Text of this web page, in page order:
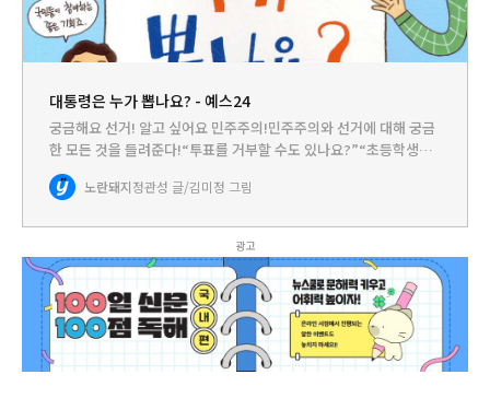
대통령은 누가 뽑나요? - 예스24
궁금해요 선거! 알고 싶어요 민주주의!민주주의와 선거에 대해 궁금
한 모든 것을 들려준다!“투표를 거부할 수도 있나요?”“초등학생도
대통령을 뽑을 수 있나요?”“4·19혁명이 투표 때문에 일어났다고
요?”정치를 제대로 이해하기 위한 열 가지 질문과 대답! 헌정 사…
노란돼지정관성 글/김미정 그림
광고